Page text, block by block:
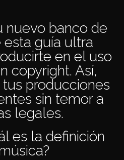
nuevo banco de
guía ultra
en el uso
copyright. Así,
producciones
sin temor a
legales.
es la definición